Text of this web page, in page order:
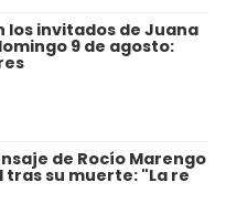
los invitados de Juana
9 de agosto:
de Rocío Marengo
tras su muerte: "La re